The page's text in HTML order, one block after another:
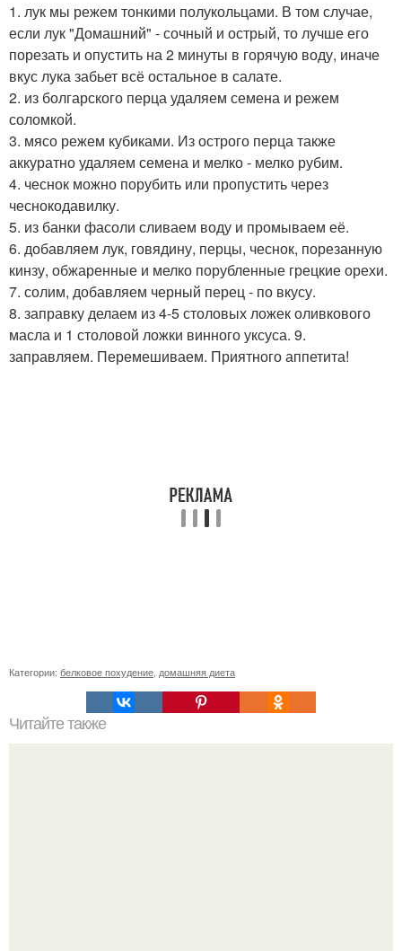
1. лук мы режем тонкими полукольцами. В том случае,
если лук "Домашний" - сочный и острый, то лучше его
порезать и опустить на 2 минуты в горячую воду, иначе
вкус лука забьет всё остальное в салате.
2. из болгарского перца удаляем семена и режем
соломкой.
3. мясо режем кубиками. Из острого перца также
аккуратно удаляем семена и мелко - мелко рубим.
4. чеснок можно порубить или пропустить через
чеснокодавилку.
5. из банки фасоли сливаем воду и промываем её.
6. добавляем лук, говядину, перцы, чеснок, порезанную
кинзу, обжаренные и мелко порубленные грецкие орехи.
7. солим, добавляем черный перец - по вкусу.
8. заправку делаем из 4-5 столовых ложек оливкового
масла и 1 столовой ложки винного уксуса. 9.
заправляем. Перемешиваем. Приятного аппетита!
Категории: белковое похудение домашняя диета
Читайте также